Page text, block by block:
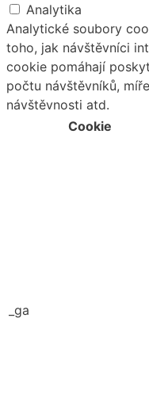
Analytika
Analytické soubory
toho, jak návštěvníci
cookie pomáhají
počtu návštěvníků,
návštěvnosti atd.
Cookie
_ga